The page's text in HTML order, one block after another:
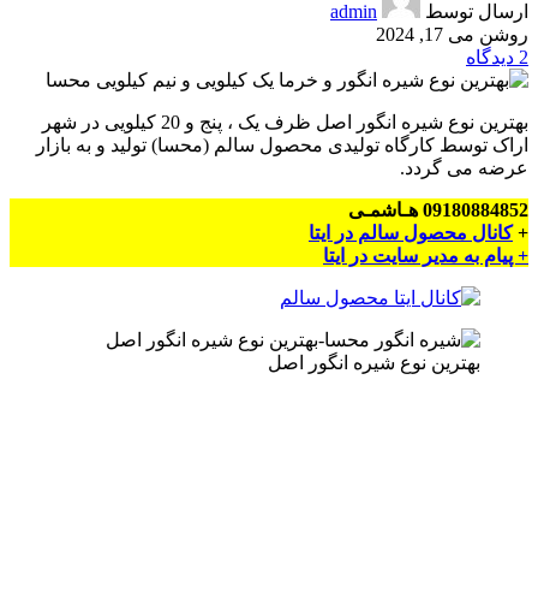
ارسال توسط
admin
روشن می 17, 2024
2 دیدگاه
بهترین نوع شیره انگور اصل ظرف یک ، پنج و 20 کیلویی در شهر
اراک توسط کارگاه تولیدی محصول سالم (محسا) تولید و به بازار
عرضه می گردد.
09180884852 هـاشمـی
+کانال محصول سالم در ایتا
+ پیام به مدیر سایت در ایتا
بهترین نوع شیره انگور اصل